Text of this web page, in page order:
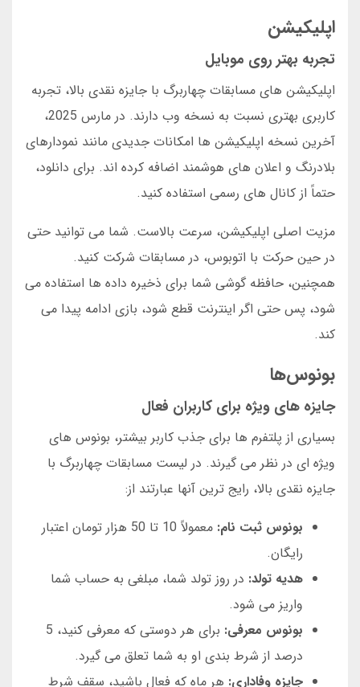
اپلیکیشن
تجربه بهتر روی موبایل
اپلیکیشن های مسابقات چهاربرگ با جایزه نقدی بالا، تجربه
کاربری بهتری نسبت به نسخه وب دارند. در مارس 2025،
آخرین نسخه اپلیکیشن ها امکانات جدیدی مانند نمودارهای
بلادرنگ و اعلان های هوشمند اضافه کرده اند. برای دانلود،
حتماً از کانال های رسمی استفاده کنید.
مزیت اصلی اپلیکیشن، سرعت بالاست. شما می توانید حتی
در حین حرکت با اتوبوس، در مسابقات شرکت کنید.
همچنین، حافظه گوشی شما برای ذخیره داده ها استفاده می
شود، پس حتی اگر اینترنت قطع شود، بازی ادامه پیدا می
کند.
بونوس‌ها
جایزه های ویژه برای کاربران فعال
بسیاری از پلتفرم ها برای جذب کاربر بیشتر، بونوس های
ویژه ای در نظر می گیرند. در لیست مسابقات چهاربرگ با
جایزه نقدی بالا، رایج ترین آنها عبارتند از:
بونوس ثبت نام:
معمولاً 10 تا 50 هزار تومان اعتبار
رایگان.
هدیه تولد: در روز تولد شما، مبلغی به حساب شما
واریز می شود.
بونوس معرفی:
برای هر دوستی که معرفی کنید، 5
درصد از شرط بندی او به شما تعلق می گیرد.
جایزه وفاداری: هر ماه که فعال باشید، سقف شرط